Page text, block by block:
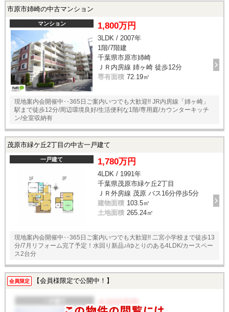
市原市姉崎の中古マンション
マンション 1,800万円
3LDK / 2007年
1階/7階建
千葉県市原市姉崎
ＪＲ内房線 姉ヶ崎 徒歩12分
専有面積 72.19㎡
現地案内会開催中‥365日ご案内いつでも大歓迎!! JR内房線「姉ヶ崎」
駅まで徒歩12分/周辺環境良好/生活便利な1階/専用庭/カウンターキッチ
ン/全室収納有
茂原市緑ケ丘2丁目の中古一戸建て
一戸建て 1,780万円
4LDK / 1991年
千葉県茂原市緑ケ丘2丁目
ＪＲ外房線 茂原 バス16分停歩5分
建物面積 103.5㎡
土地面積 265.24㎡
現地案内会開催中‥365日ご案内いつでも大歓迎!! 二宮小学校まで徒歩13
分/7月リフォーム完了予定！水回り新品♪/ゆとりのある4LDK/カースペー
ス2台分
会員限定 【会員様限定で公開中！】